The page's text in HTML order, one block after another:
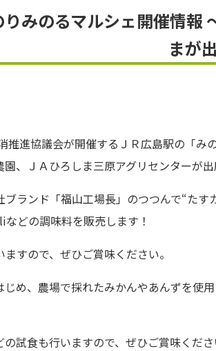
みのるマルシェ開催情報
まが
推進協議会が開催するＪＲ広島駅の「み
、ＪＡひろしま三原アグリセンターが出
ブランド「福山工場長」のつつんで“た
などの調味料を販売します！
すので、ぜひご賞味ください。
め、農場で採れたみかんやあんずを使
試食も行いますので、ぜひご賞味くださ